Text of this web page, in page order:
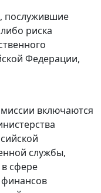
послужившие
риска
Федерации,
включаются
службы,
сфере